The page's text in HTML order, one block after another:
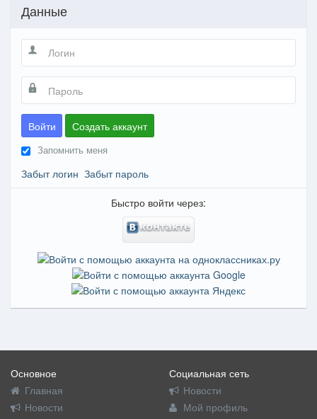
Данные
Войти Создать аккаунт
Запомнить меня
Забыт логин Забыт пароль
Быстро войти через:
Основное
Главная
Новости
Социальная сеть
Новости
Мой профиль